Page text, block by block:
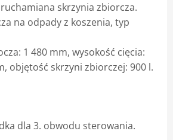
skrzynia zbiorcza.
na odpady z koszenia, typ
1 480 mm, wysokość cięcia:
objętość skrzyni zbiorczej: 900 l.
dla 3. obwodu sterowania.